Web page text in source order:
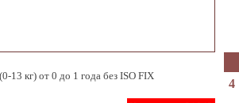
13 кг) от 0 до 1 года без ISO FIX
4